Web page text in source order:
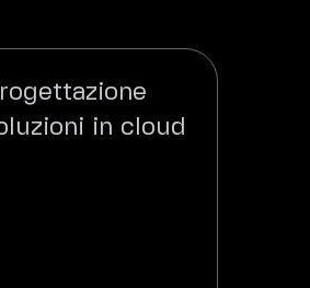
in cloud